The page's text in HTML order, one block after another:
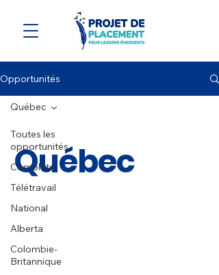
Opportunités
Toutes les
opportunités
Complète
Télétravail
National
Alberta
Colombie-
Britannique
Québec
Québec